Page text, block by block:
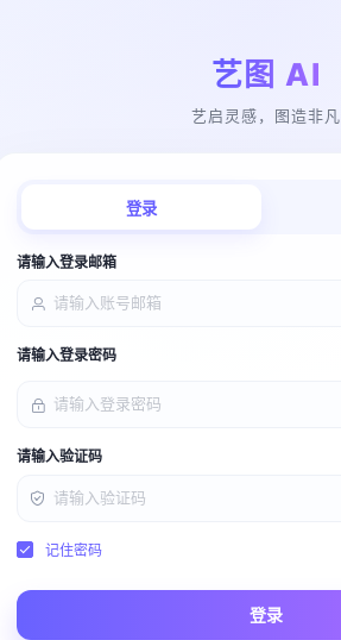
艺图 AI
艺启灵感，图造非凡
登录
请输入登录邮箱
请输入登录密码
请输入验证码
记住密码
登录